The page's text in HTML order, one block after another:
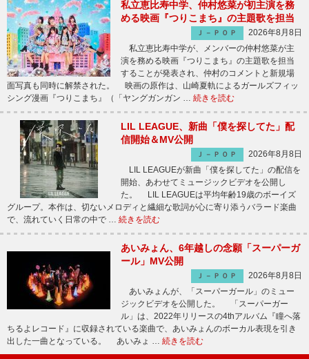
私立恵比寿中学、仲村悠菜が初主演を務
める映画『つりこまち』の主題歌を担当
Ｊ－ＰＯＰ
2026年8月8日
私立恵比寿中学が、メンバーの仲村悠菜が主
演を務める映画『つりこまち』の主題歌を担当
することが発表され、仲村のコメントと新規場
面写真も同時に解禁された。 映画の原作は、山崎夏軌によるガールズフィッ
シング漫画『つりこまち』（「ヤングガンガン … 続きを読む
LIL LEAGUE、新曲「僕を探してた」配
信開始＆MV公開
Ｊ－ＰＯＰ
2026年8月8日
LIL LEAGUEが新曲「僕を探してた」の配信を
開始、あわせてミュージックビデオを公開し
た。 LIL LEAGUEは平均年齢19歳のボーイズ
グループ。本作は、切ないメロディと繊細な歌詞が心に寄り添うバラード楽曲
で、流れていく日常の中で … 続きを読む
あいみょん、6年越しの念願「スーパーガ
ール」MV公開
Ｊ－ＰＯＰ
2026年8月8日
あいみょんが、「スーパーガール」のミュー
ジックビデオを公開した。 「スーパーガー
ル」は、2022年リリースの4thアルバム『瞳へ落
ちるよレコード』に収録されている楽曲で、あいみょんのボーカル表現を引き
出した一曲となっている。 あいみょ … 続きを読む